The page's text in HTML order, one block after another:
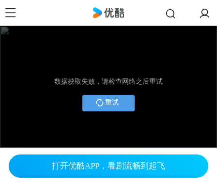
数据获取失败，请检查网络之后重试
重试
打开优酷APP，看剧流畅到起飞